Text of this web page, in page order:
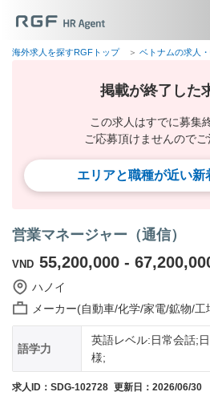
海外求人を探すRGFトップ ベトナムの求人
掲載が終了した
この求人はすでに募集
ご応募頂けませんので
エリアと職種が近い新
営業マネージャー（通信）
VND 55,200,000 -
ハノイ
メーカー(自動車/化学/家電/鉱物/
語学力
英語レベル:日常会話;
様;
求人ID：SDG-102728 更新日：2026/06/30